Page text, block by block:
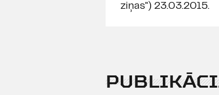
ziņas") 23.03.2015.